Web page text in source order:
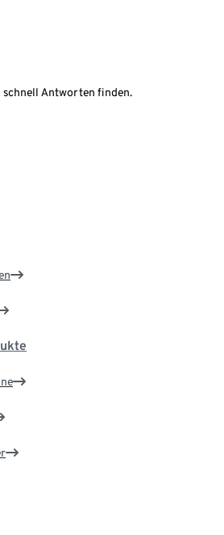
Antworten finden.